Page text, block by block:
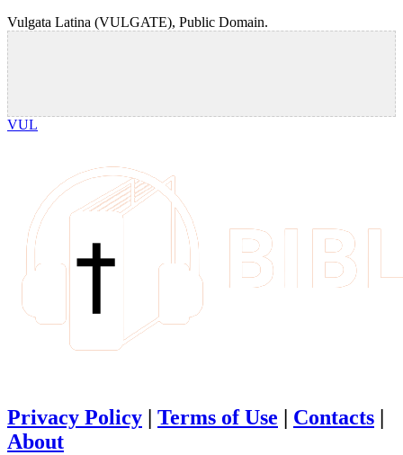
Vulgata Latina (VULGATE), Public Domain.
VUL
Privacy Policy | Terms of Use | Contacts |
About